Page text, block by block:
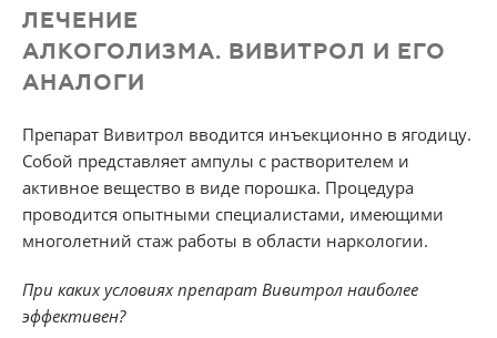
ЛЕЧЕНИЕ
АЛКОГОЛИЗМА. ВИВИТРОЛ И ЕГО
АНАЛОГИ
Препарат Вивитрол вводится инъекционно в ягодицу.
Собой представляет ампулы с растворителем и
активное вещество в виде порошка. Процедура
проводится опытными специалистами, имеющими
многолетний стаж работы в области наркологии.
При каких условиях препарат Вивитрол наиболее
эффективен?